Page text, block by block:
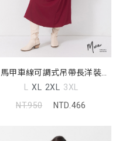
馬甲車線可調式吊帶長洋裝
MUA
L XL 2XL 3XL
NT.950
NTD.466